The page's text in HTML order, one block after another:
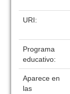
URI:
Programa
educativo:
Aparece en
las